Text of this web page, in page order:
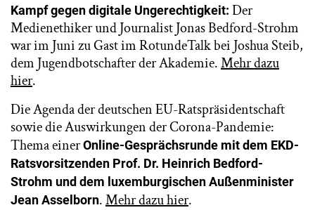
Kampf gegen digitale Ungerechtigkeit: Der
Medienethiker und Journalist Jonas Bedford-Strohm
war im Juni zu Gast im RotundeTalk bei Joshua Steib,
dem Jugendbotschafter der Akademie.Mehr dazu
hier.
Die Agenda der deutschen EU-Ratspräsidentschaft
sowie die Auswirkungen der Corona-Pandemie:
Thema einerOnline-Gesprächsrunde mit dem EKD-
Ratsvorsitzenden Prof. Dr. Heinrich Bedford-
Strohm und dem luxemburgischen Außenminister
Jean Asselborn.Mehr dazu hier.